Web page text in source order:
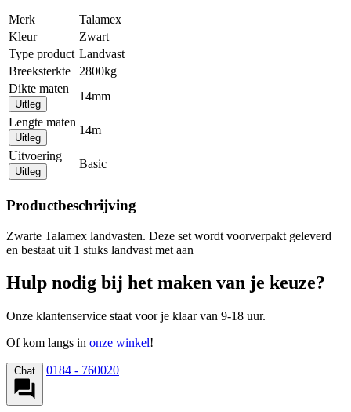
Merk
Talamex
Kleur
Zwart
Type product Landvast
Breeksterkte
2800kg
Dikte maten
Uitleg
14mm
Lengte maten
Uitleg
14m
Uitvoering
Uitleg
Basic
Productbeschrijving
Zwarte Talamex landvasten. Deze set wordt voorverpakt geleverd
en bestaat uit 1 stuks landvast met aan
Hulp nodig bij het maken van je keuze?
Onze klantenservice staat voor je klaar van 9-18 uur.
Of kom langs in onze winkel!
Chat 0184 - 760020